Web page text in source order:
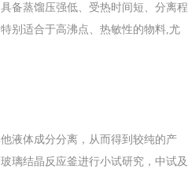
备蒸馏压强低、受热时间短、分离程
别适合于高沸点、热敏性的物料,尤
液体成分分离，从而得到较纯的产
璃结晶反应釜进行小试研究，中试及